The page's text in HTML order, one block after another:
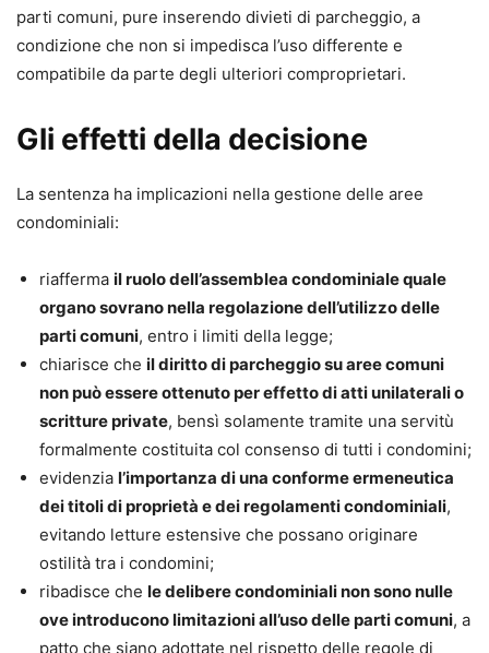
parti comuni, pure inserendo divieti di parcheggio, a
condizione che non si impedisca l’uso differente e
compatibile da parte degli ulteriori comproprietari.
Gli effetti della decisione
La sentenza ha implicazioni nella gestione delle aree
condominiali:
riafferma il ruolo dell’assemblea condominiale quale
organo sovrano nella regolazione dell’utilizzo delle
parti comuni, entro i limiti della legge;
chiarisce che il diritto di parcheggio su aree comuni
non può essere ottenuto per effetto di atti unilaterali o
scritture private, bensì solamente tramite una servitù
formalmente costituita col consenso di tutti i condomini;
evidenzia l’importanza di una conforme ermeneutica
dei titoli di proprietà e dei regolamenti condominiali,
evitando letture estensive che possano originare
ostilità tra i condomini;
ribadisce che le delibere condominiali non sono nulle
ove introducono limitazioni all’uso delle parti comuni, a
patto che siano adottate nel rispetto delle regole di